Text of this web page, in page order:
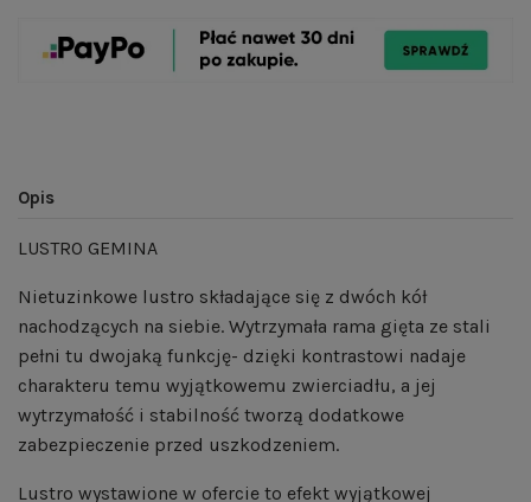
Opis
LUSTRO GEMINA
Nietuzinkowe lustro składające się z dwóch kół
nachodzących na siebie. Wytrzymała rama gięta ze stali
pełni tu dwojaką funkcję- dzięki kontrastowi nadaje
charakteru temu wyjątkowemu zwierciadłu, a jej
wytrzymałość i stabilność tworzą dodatkowe
zabezpieczenie przed uszkodzeniem.
Lustro wystawione w ofercie to efekt wyjątkowej